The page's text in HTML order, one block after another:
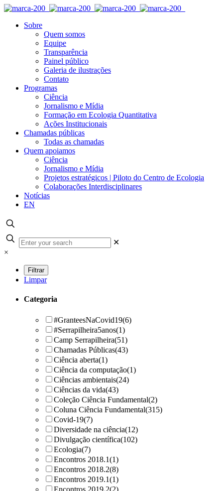
Sobre
Quem somos
Equipe
Transparência
Painel público
Galeria de ilustrações
Contato
Programas
Ciência
Jornalismo e Mídia
Formação em Ecologia Quantitativa
Ações Institucionais
Chamadas públicas
Todas as chamadas
Quem apoiamos
Ciência
Jornalismo e Mídia
Projetos estratégicos | Piloto do Centro de Ecologia
Colaborações Interdisciplinares
Notícias
EN
✕
×
Limpar
Categoria
#GranteesNaCovid19(6)
#Serrapilheira5anos(1)
Camp Serrapilheira(51)
Chamadas Públicas(43)
Ciência aberta(1)
Ciência da computação(1)
Ciências ambientais(24)
Ciências da vida(43)
Coleção Ciência Fundamental(2)
Coluna Ciência Fundamental(315)
Covid-19(7)
Diversidade na ciência(12)
Divulgação científica(102)
Ecologia(7)
Encontros 2018.1(1)
Encontros 2018.2(8)
Encontros 2019.1(1)
Encontros 2019.2(2)